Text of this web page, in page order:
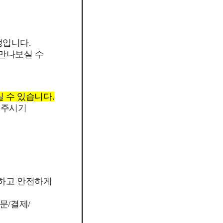
입니다.
나보실 수
수 있습니다.
시기
고 안전하게
/결제/